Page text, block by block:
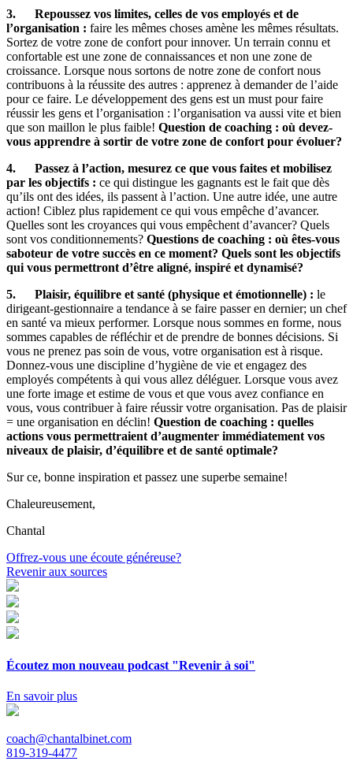
3. Repoussez vos limites, celles de vos employés et de
l’organisation : faire les mêmes choses amène les mêmes résultats.
Sortez de votre zone de confort pour innover. Un terrain connu et
confortable est une zone de connaissances et non une zone de
croissance. Lorsque nous sortons de notre zone de confort nous
contribuons à la réussite des autres : apprenez à demander de l’aide
pour ce faire. Le développement des gens est un must pour faire
réussir les gens et l’organisation : l’organisation va aussi vite et bien
que son maillon le plus faible! Question de coaching : où devez-
vous apprendre à sortir de votre zone de confort pour évoluer?
4. Passez à l’action, mesurez ce que vous faites et mobilisez
par les objectifs : ce qui distingue les gagnants est le fait que dès
qu’ils ont des idées, ils passent à l’action. Une autre idée, une autre
action! Ciblez plus rapidement ce qui vous empêche d’avancer.
Quelles sont les croyances qui vous empêchent d’avancer? Quels
sont vos conditionnements? Questions de coaching : où êtes-vous
saboteur de votre succès en ce moment? Quels sont les objectifs
qui vous permettront d’être aligné, inspiré et dynamisé?
5. Plaisir, équilibre et santé (physique et émotionnelle) : le
dirigeant-gestionnaire a tendance à se faire passer en dernier; un chef
en santé va mieux performer. Lorsque nous sommes en forme, nous
sommes capables de réfléchir et de prendre de bonnes décisions. Si
vous ne prenez pas soin de vous, votre organisation est à risque.
Donnez-vous une discipline d’hygiène de vie et engagez des
employés compétents à qui vous allez déléguer. Lorsque vous avez
une forte image et estime de vous et que vous avez confiance en
vous, vous contribuer à faire réussir votre organisation. Pas de plaisir
= une organisation en déclin! Question de coaching : quelles
actions vous permettraient d’augmenter immédiatement vos
niveaux de plaisir, d’équilibre et de santé optimale?
Sur ce, bonne inspiration et passez une superbe semaine!
Chaleureusement,
Chantal
Navigation
de
l'article
Offrez-vous une écoute généreuse?
Revenir aux sources
Écoutez mon nouveau podcast "Revenir à soi"
En savoir plus
coach@chantalbinet.com
819-319-4477